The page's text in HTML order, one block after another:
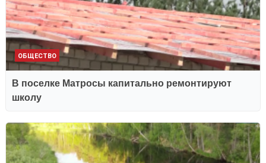
ОБЩЕСТВО
В поселке Матросы капитально ремонтируют
школу